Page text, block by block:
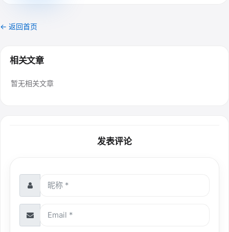
← 返回首页
相关文章
暂无相关文章
发表评论